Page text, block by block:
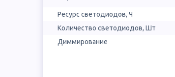
Ресурс светодиодов, Ч
Количество светодиодов, Шт
Диммирование